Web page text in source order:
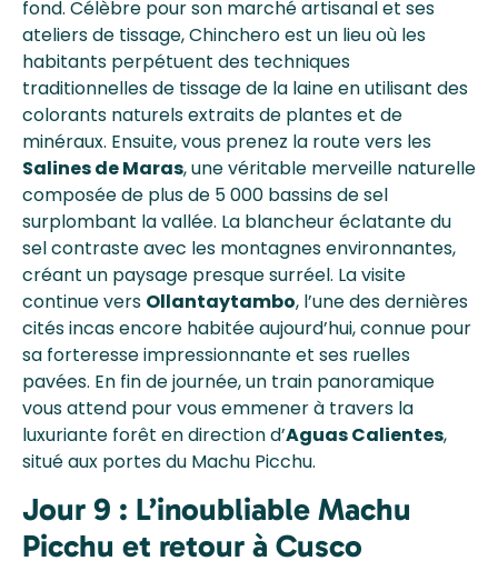
fond. Célèbre pour son marché artisanal et ses
ateliers de tissage, Chinchero est un lieu où les
habitants perpétuent des techniques
traditionnelles de tissage de la laine en utilisant des
colorants naturels extraits de plantes et de
minéraux. Ensuite, vous prenez la route vers les
Salines de Maras, une véritable merveille naturelle
composée de plus de 5 000 bassins de sel
surplombant la vallée. La blancheur éclatante du
sel contraste avec les montagnes environnantes,
créant un paysage presque surréel. La visite
continue vers Ollantaytambo, l’une des dernières
cités incas encore habitée aujourd’hui, connue pour
sa forteresse impressionnante et ses ruelles
pavées. En fin de journée, un train panoramique
vous attend pour vous emmener à travers la
luxuriante forêt en direction d’Aguas Calientes,
situé aux portes du Machu Picchu.
Jour 9 : L’inoubliable Machu
Picchu et retour à Cusco